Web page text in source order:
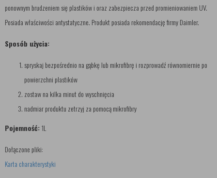
ponownym brudzeniem się plastików i oraz zabezpiecza przed promieniowaniem UV.
Posiada właściwości antystatyczne. Produkt posiada rekomendację firmy Daimler.
Sposób użycia:
spryskaj bezpośrednio na gąbkę lub mikrofibrę i rozprowadź równomiernie po
powierzchni plastików
zostaw na kilka minut do wyschnięcia
nadmiar produktu zetrzyj za pomocą mikrofibry
Pojemność:1L
Dołączone pliki:
Karta charakterystyki